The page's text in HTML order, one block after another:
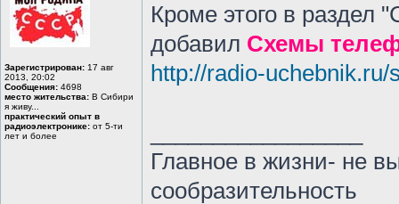
Зарегистрирован: 17 авг
2013, 20:02
Сообщения: 4698
место жительства: В Сибири
я живу...
практический опыт в
радиоэлектронике: от 5-ти
лет и более
Кроме этого в раздел
добавил Схемы
http://radio-uchebnik.ru/
Главное в жизни- не
сообразительность